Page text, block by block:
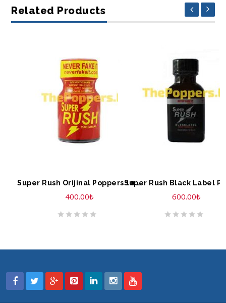
Related Products
SEPETE EKLE Super Rush Orijinal Poppers 10 ML
400.00₺
SEPETE EKLE
600.00₺